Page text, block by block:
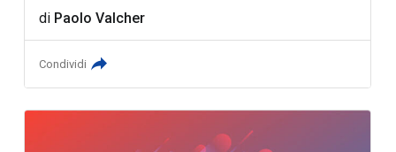
di Paolo Valcher
Condividi